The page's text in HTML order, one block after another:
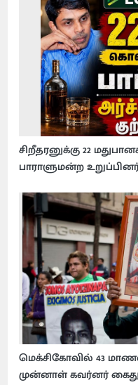
சிறீதரனுக்கு 22
பாராளுமன்ற
மெக்சிகோவில் 43
முன்னாள் கவர்னர் கைது